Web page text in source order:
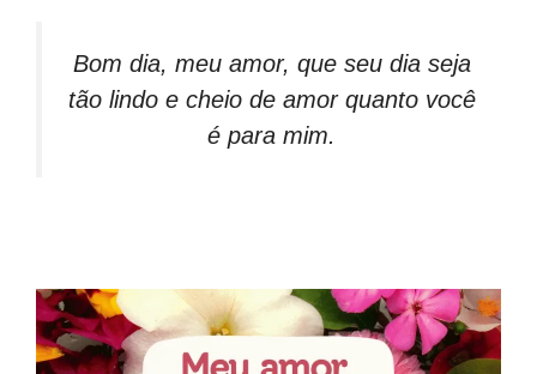
Bom dia, meu amor, que seu dia seja
tão lindo e cheio de amor quanto você
é para mim.